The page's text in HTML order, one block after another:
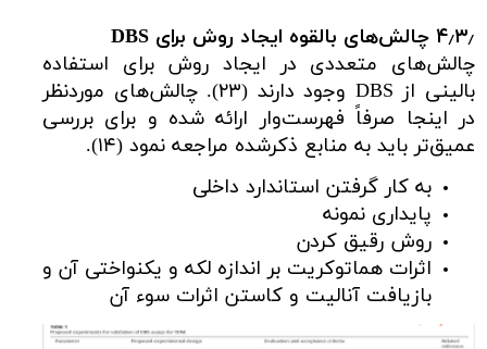
۴٫۳٫ چالش‌های بالقوه ایجاد روش برای
DBS
چالش‌های متعددی در ایجاد روش برای استفاده
بالینی از DBS وجود دارند (۲۳). چالش‌های موردنظر
در اینجا صرفاً فهرست‌وار ارائه شده و برای بررسی
عمیق‌تر باید به منابع ذکرشده مراجعه نمود (۱۴).
به کار گرفتن استاندارد داخلی
پایداری نمونه
روش رقیق کردن
اثرات هماتوکریت بر اندازه لکه و یکنواختی آن و
بازیافت آنالیت و کاستن اثرات سوء آن